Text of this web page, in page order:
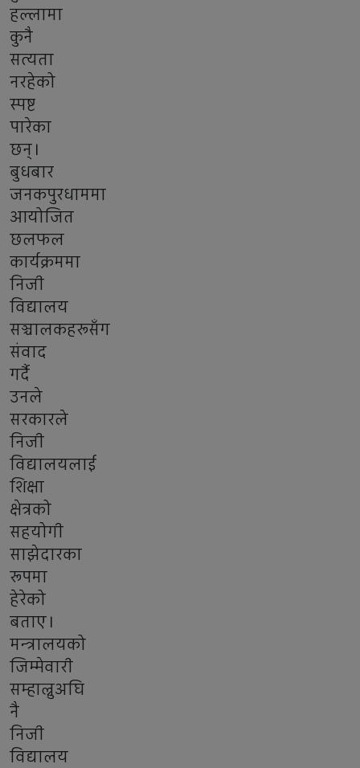
हल्लामा
कुनै
सत्यता
नरहेको
स्पष्ट
पारेका
छन्।
बुधबार
जनकपुरधाममा
आयोजित
छलफल
कार्यक्रममा
निजी
विद्यालय
सञ्चालकहरूसँग
संवाद
गर्दै
उनले
सरकारले
निजी
विद्यालयलाई
शिक्षा
क्षेत्रको
सहयोगी
साझेदारका
रूपमा
हेरेको
बताए।
मन्त्रालयको
जिम्मेवारी
सम्हाल्नुअघि
नै
निजी
विद्यालय